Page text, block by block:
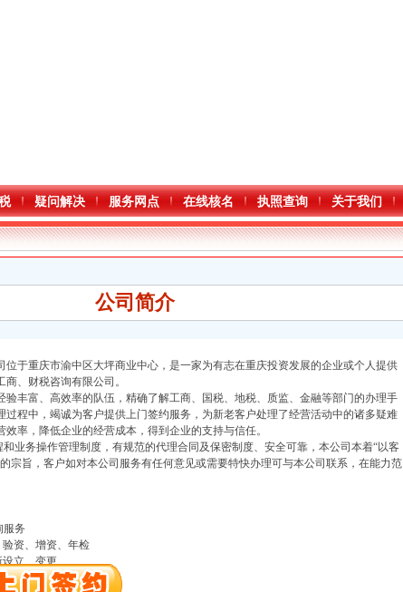
疑问解决 服务网点 在线核名 执照查询 关于我们
公司简介
于重庆市渝中区大坪商业中心，是一家为有志在重庆投资发展的企业或个人提供
、财税咨询有限公司。
丰富、高效率的队伍，精确了解工商、国税、地税、质监、金融等部门的办理手
过程中，竭诚为客户提供上门签约服务，为新老客户处理了经营活动中的诸多疑难
率，降低企业的经营成本，得到企业的支持与信任。
业务操作管理制度，有规范的代理合同及保密制度、安全可靠，本公司本着“以客
宗旨，客户如对本公司服务有任何意见或需要特快办理可与本公司联系，在能力范
服务
资、增资、年检
立、变更
、变更、换证、年检）